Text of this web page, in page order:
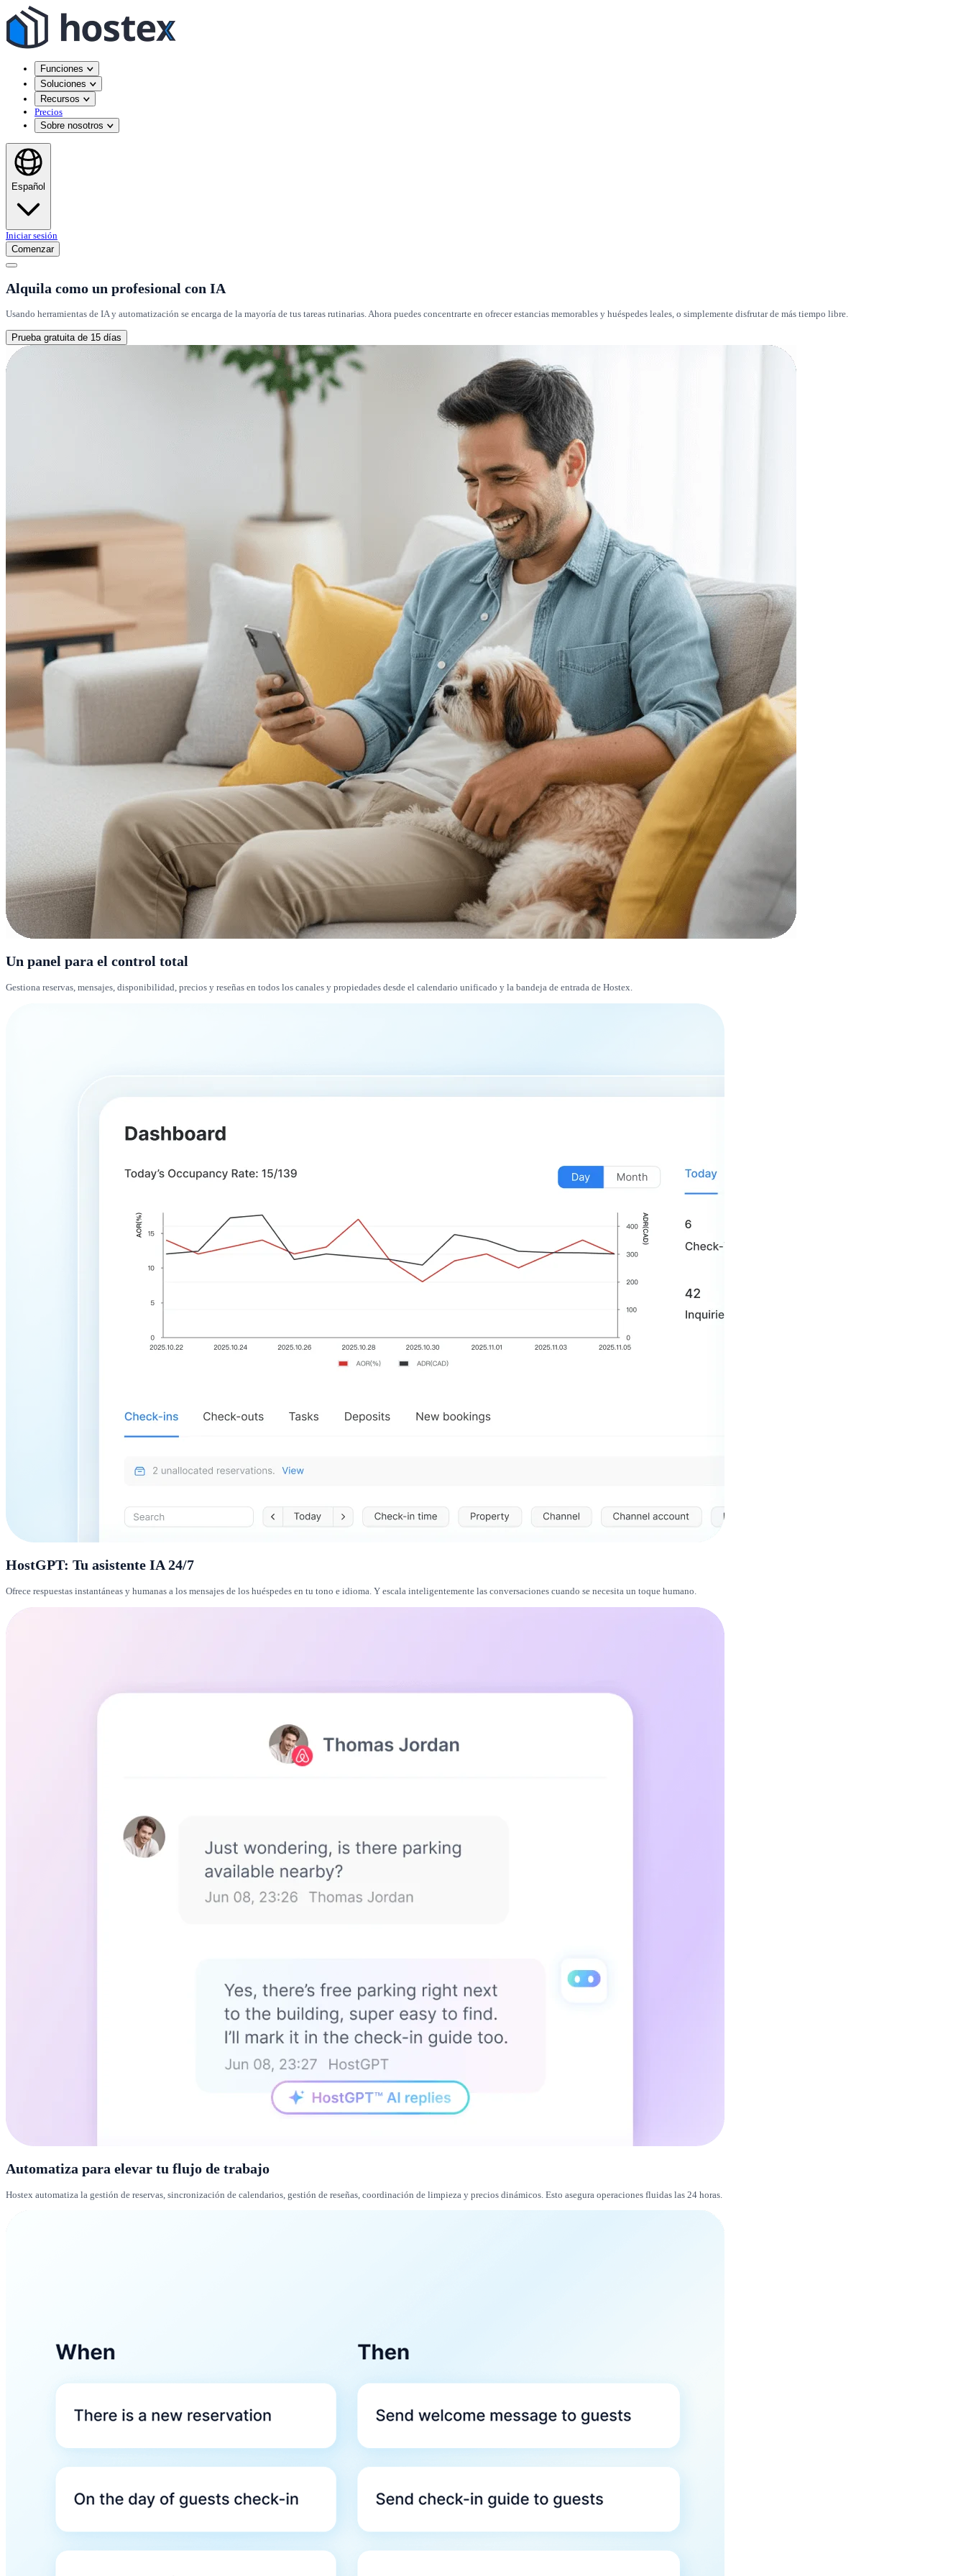
Funciones
Soluciones
Recursos
Precios
Sobre nosotros
Español
Iniciar sesión
Comenzar
Alquila como un profesional con IA
Usando herramientas de IA y automatización se encarga de la mayoría de tus tareas rutinarias. Ahora puedes concentrarte en ofrecer estancias memorables y huéspedes leales, o simplemente disfrutar de más tiempo libre.
Prueba gratuita de 15 días
Un panel para el control total
Gestiona reservas, mensajes, disponibilidad, precios y reseñas en todos los canales y propiedades desde el calendario unificado y la bandeja de entrada de Hostex.
HostGPT: Tu asistente IA 24/7
Ofrece respuestas instantáneas y humanas a los mensajes de los huéspedes en tu tono e idioma. Y escala inteligentemente las conversaciones cuando se necesita un toque humano.
Automatiza para elevar tu flujo de trabajo
Hostex automatiza la gestión de reservas, sincronización de calendarios, gestión de reseñas, coordinación de limpieza y precios dinámicos. Esto asegura operaciones fluidas las 24 horas.